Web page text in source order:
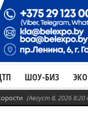
ШОУ-БИЗ
(Август 8, 2026 8:20